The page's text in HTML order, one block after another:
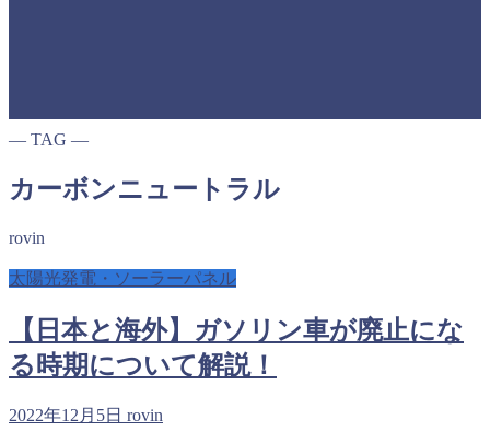
― TAG ―
カーボンニュートラル
rovin
太陽光発電・ソーラーパネル
【日本と海外】ガソリン車が廃止にな
る時期について解説！
2022年12月5日 rovin